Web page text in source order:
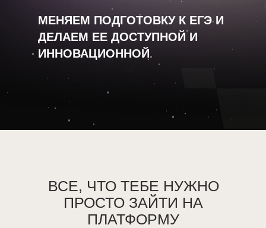
МЕНЯЕМ ПОДГОТОВКУ К ЕГЭ И
ДЕЛАЕМ ЕЕ ДОСТУПНОЙ И
ИННОВАЦИОННОЙ
ВСЕ, ЧТО ТЕБЕ НУЖНО
ПРОСТО ЗАЙТИ НА
ПЛАТФОРМУ